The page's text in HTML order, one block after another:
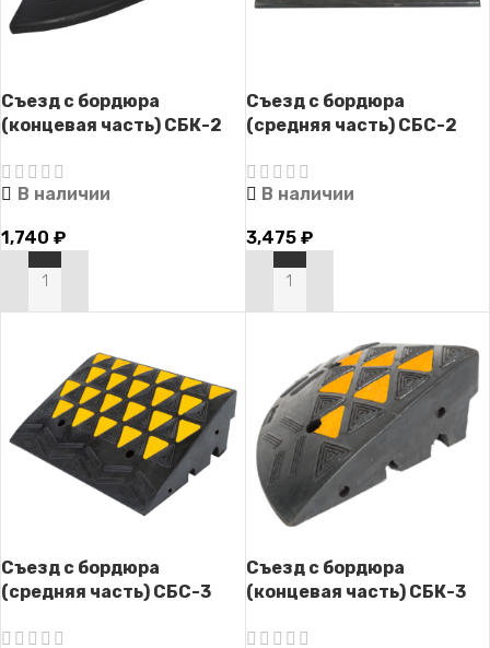
Съезд с бордюра
(концевая часть) СБК-2
В наличии
1,740 ₽
В КОРЗИНУ
Съезд с бордюра
(средняя часть) СБС-2
В наличии
3,475 ₽
В КОРЗИНУ
Съезд с бордюра
(средняя часть) СБС-3
Съезд с бордюра
(концевая часть) СБК-3